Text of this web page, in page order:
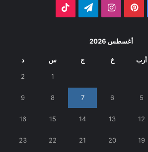
فيسبوك بينتيريستانستقرامتيلقرام
أغسطس 2026
أرب خ ج س د
1
2
5
6
7
8
9
12
13
14
15
16
19
20
21
22
23